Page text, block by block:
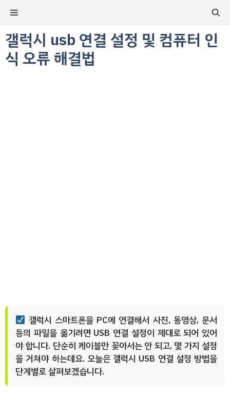
츠
로
건
메
뉴
갤럭시 usb 연결 설정 및 컴퓨터 인
식 오류 해결법
갤럭시 스마트폰을 PC에 연결해서 사진, 동영상, 문서
등의 파일을 옮기려면 USB 연결 설정이 제대로 되어 있어
야 합니다. 단순히 케이블만 꽂아서는 안 되고, 몇 가지 설정
을 거쳐야 하는데요. 오늘은 갤럭시 USB 연결 설정 방법을
단계별로 살펴보겠습니다.